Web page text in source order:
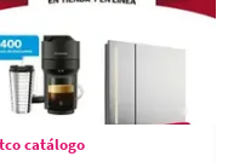
catálogo